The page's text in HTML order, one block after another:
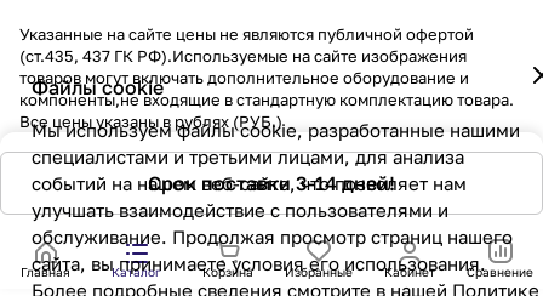
Срок поставки 3-14 дней!
Главная Каталог Корзина Избранные Кабинет Сравнение
Файлы cookie
Мы используем файлы cookie, разработанные нашими
специалистами и третьими лицами, для анализа
событий на нашем веб-сайте, что позволяет нам
улучшать взаимодействие с пользователями и
обслуживание. Продолжая просмотр страниц нашего
сайта, вы принимаете условия его использования.
Более подробные сведения смотрите в нашей Политике
Указанные на сайте цены не являются публичной офертой
(ст.435, 437 ГК РФ).Используемые на сайте изображения
товаров могут включать дополнительное оборудование и
компоненты,не входящие в стандартную комплектацию товара.
Все цены указаны в рублях (PУБ.)